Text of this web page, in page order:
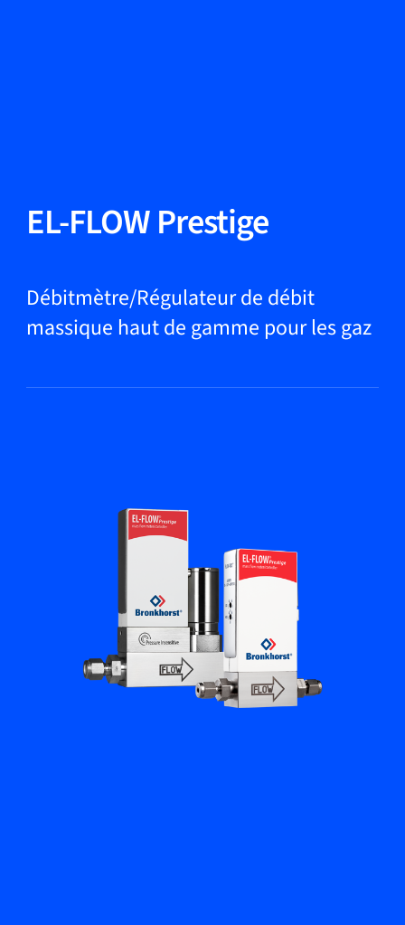
Produits
Applications
Bronkhorst
EL-FLOW Prestige
Débitmètre/Régulateur de débit
massique haut de gamme pour les gaz